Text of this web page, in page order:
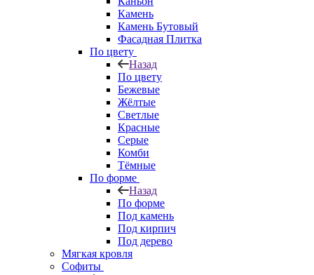
Камень
Камень Бутовый
Фасадная Плитка
По цвету
Назад
По цвету
Бежевые
Жёлтые
Светлые
Красные
Серые
Комби
Тёмные
По форме
Назад
По форме
Под камень
Под кирпич
Под дерево
Мягкая кровля
Софиты